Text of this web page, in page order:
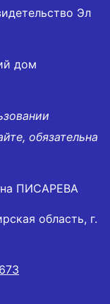
Эл
дом
обязательна
ПИСАРЕВА
область, г.